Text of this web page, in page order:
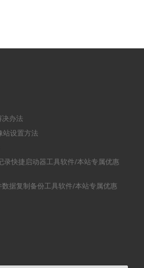
决办法
站设置方法
录快捷启动器工具软件/本站专属优惠
据复制备份工具软件/本站专属优惠